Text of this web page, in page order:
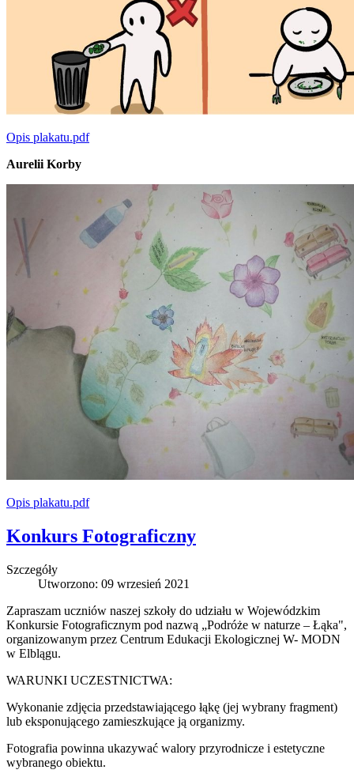
Opis plakatu.pdf
Aurelii Korby
Opis plakatu.pdf
Konkurs Fotograficzny
Szczegóły
Utworzono: 09 wrzesień 2021
Zapraszam uczniów naszej szkoły do udziału w Wojewódzkim
Konkursie Fotograficznym pod nazwą „Podróże w naturze – Łąka",
organizowanym przez Centrum Edukacji Ekologicznej W- MODN
w Elblągu.
WARUNKI UCZESTNICTWA:
Wykonanie zdjęcia przedstawiającego łąkę (jej wybrany fragment)
lub eksponującego zamieszkujące ją organizmy.
Fotografia powinna ukazywać walory przyrodnicze i estetyczne
wybranego obiektu.